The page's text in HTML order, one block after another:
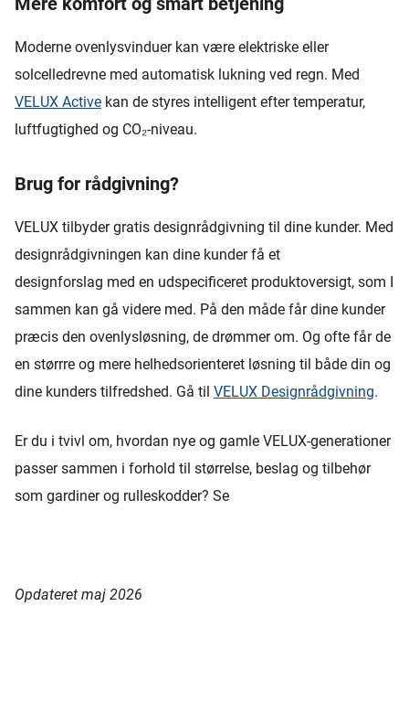
Moderne ovenlysvinduer kan være elektriske eller
solcelledrevne med automatisk lukning ved regn. Med
VELUX Active kan de styres intelligent efter temperatur,
luftfugtighed og CO₂-niveau.
Brug for rådgivning?
VELUX tilbyder gratis designrådgivning til dine kunder. Med
designrådgivningen kan dine kunder få et
designforslag med en udspecificeret produktoversigt, som I
sammen kan gå videre med. På den måde får dine kunder
præcis den ovenlysløsning, de drømmer om. Og ofte får de
en størrre og mere helhedsorienteret løsning til både din og
dine kunders tilfredshed. Gå til VELUX Designrådgivning.
Er du i tvivl om, hvordan nye og gamle VELUX-generationer
passer sammen i forhold til størrelse, beslag og tilbehør
som gardiner og rulleskodder? Se
Opdateret maj 2026